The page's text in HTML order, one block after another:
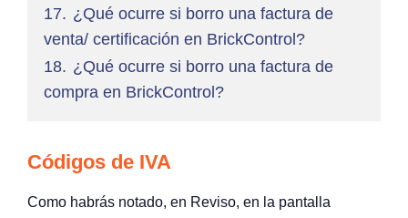
17. ¿Qué ocurre si borro una factura de
venta/ certificación en BrickControl?
18. ¿Qué ocurre si borro una factura de
compra en BrickControl?
Códigos de IVA
Como habrás notado, en Reviso, en la pantalla